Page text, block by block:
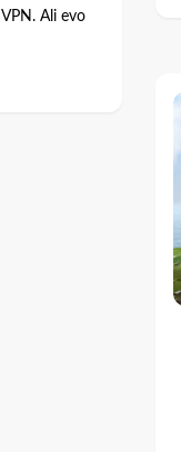
Ali evo